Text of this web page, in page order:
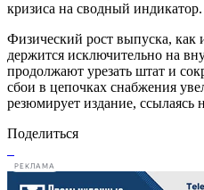
кризиса на сводный индикатор.
Физический рост выпуска,
держится исключительно на
продолжают урезать штат и
сбои в цепочках снабжения
резюмирует издание,
Поделиться
РЕКЛАМА